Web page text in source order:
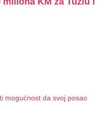
mogućnost da svoj posao